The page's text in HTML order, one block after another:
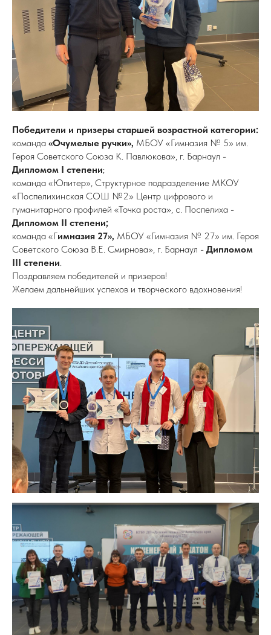
Победители и призеры старшей возрастной категории:
команда «Очумелые ручки», МБОУ «Гимназия № 5» им.
Героя Советского Союза К. Павлюкова», г. Барнаул -
Дипломом I степени;
команда «Юпитер», Структурное подразделение МКОУ
«Поспелихинская СОШ №2» Центр цифрового и
гуманитарного профилей «Точка роста», с. Поспелиха -
Дипломом II степени;
команда «Гимназия 27», МБОУ «Гимназия № 27» им. Героя
Советского Союза В.Е. Смирнова», г. Барнаул - Дипломом
III степени.
Поздравляем победителей и призеров!
Желаем дальнейших успехов и творческого вдохновения!